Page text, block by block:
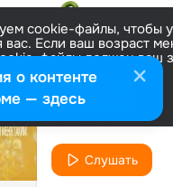
cookie-файлы, чтобы
Если ваш возраст
файлы должен ваш
Больше информации
все Настроить
Чистый
Gambit 13
Слушать
о контенте
— здесь